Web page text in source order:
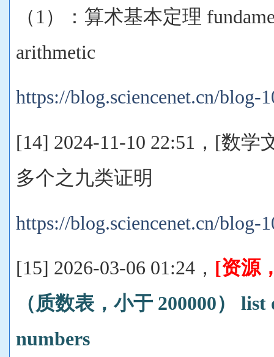
（1）：算术基本定理
arithmetic
https://blog.sciencenet.cn/blog-
[14] 2024-11-10 22:51，[数
多个之九类证明
https://blog.sciencenet.cn/blog-
[15] 2026-03-06 01:24， [资源
（质数表，小于 200000）
numbers